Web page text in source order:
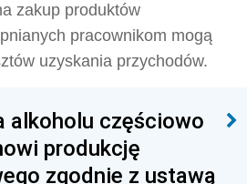
zakup produktów
pracownikom mogą
uzyskania przychodów.
alkoholu częściowo
produkcję
zgodnie z ustawą